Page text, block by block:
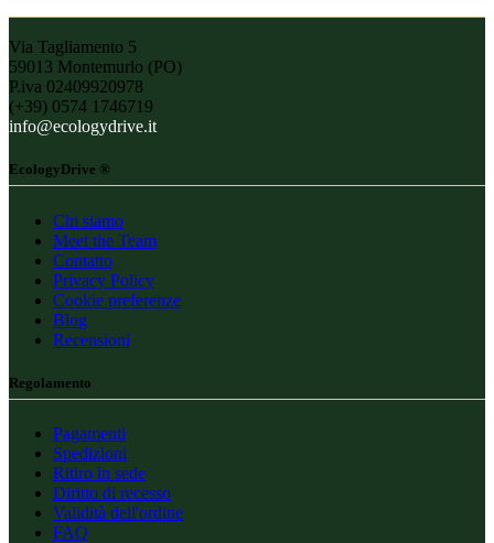
Via Tagliamento 5
59013 Montemurlo (PO)
P.iva 02409920978
(+39) 0574 1746719
info@ecologydrive.it
EcologyDrive ®
Chi siamo
Meet the Team
Contatto
Privacy Policy
Cookie preferenze
Blog
Recensioni
Regolamento
Pagamenti
Spedizioni
Ritiro in sede
Diritto di recesso
Validità dell'ordine
FAQ